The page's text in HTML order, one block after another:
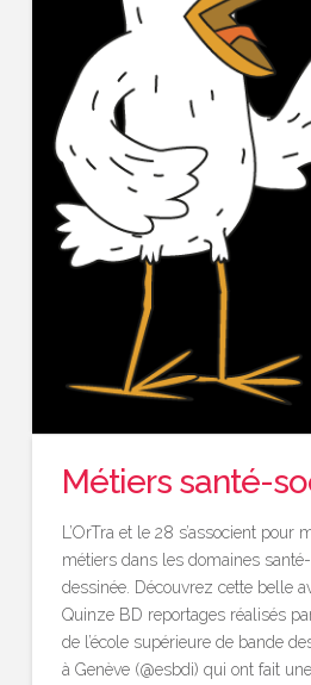
Métiers santé-
L’OrTra et le 28 s’associent pour
métiers dans les domaines
dessinée. Découvrez cette belle
Quinze BD reportages réalisés par
de l’école supérieure de bande
à Genève (@esbdi) qui ont fait